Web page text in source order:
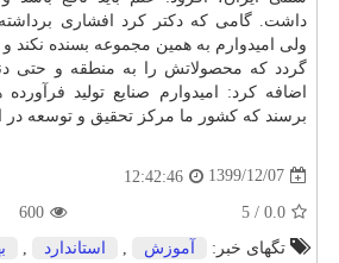
داشت. گامی که دکتر کرد افشاری
ولی امیدوارم به همین مجموعه بسنده نکند و
گردد که محصولاتش را به منطقه و حتی
اضافه کرد: امیدوارم صنایع تولید
برسند که کشور ما مرکز تحقیق و توسعه در
1399/12/07
12:42:46
0.0
/
5
600
تگهای خبر:
آموزش استاندارد